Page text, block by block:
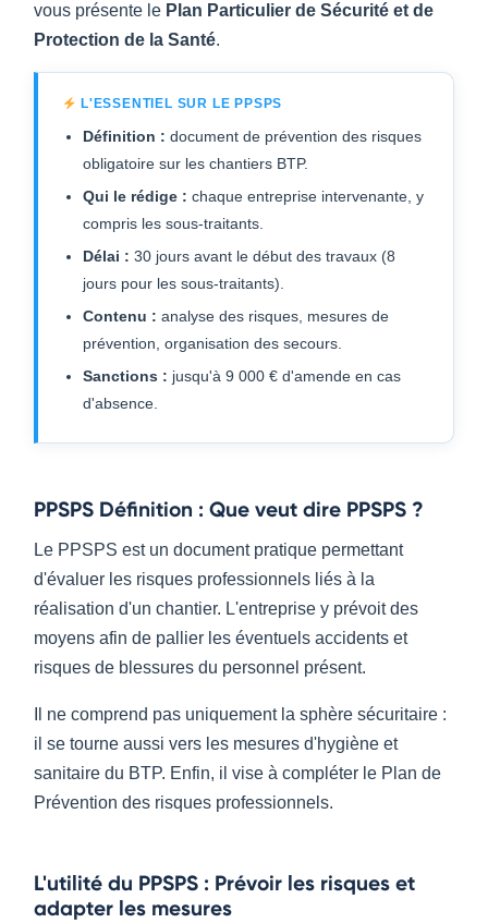
vous présente le Plan Particulier de Sécurité et de
Protection de la Santé.
L'ESSENTIEL SUR LE PPSPS
Définition : document de prévention des risques
obligatoire sur les chantiers BTP.
Qui le rédige : chaque entreprise intervenante, y
compris les sous-traitants.
Délai : 30 jours avant le début des travaux (8
jours pour les sous-traitants).
Contenu : analyse des risques, mesures de
prévention, organisation des secours.
Sanctions : jusqu'à 9 000 € d'amende en cas
d'absence.
PPSPS Définition : Que veut dire PPSPS ?
Le PPSPS est un document pratique permettant
d'évaluer les risques professionnels liés à la
réalisation d'un chantier. L'entreprise y prévoit des
moyens afin de pallier les éventuels accidents et
risques de blessures du personnel présent.
Il ne comprend pas uniquement la sphère sécuritaire :
il se tourne aussi vers les mesures d'hygiène et
sanitaire du BTP. Enfin, il vise à compléter le Plan de
Prévention des risques professionnels.
L'utilité du PPSPS : Prévoir les risques et
adapter les mesures